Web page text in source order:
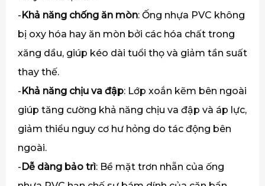
- Khả năng chống ăn mòn: Ống nhựa PVC không
bị oxy hóa hay ăn mòn bởi các hóa chất trong
xăng dầu, giúp kéo dài tuổi thọ và giảm tần suất
thay thế.
- Khả năng chịu va đập: Lớp xoắn kẽm bên ngoài
giúp tăng cường khả năng chịu va đập và áp lực,
giảm thiểu nguy cơ hư hỏng do tác động bên
ngoài.
- Dễ dàng bảo trì: Bề mặt trơn nhẵn của ống